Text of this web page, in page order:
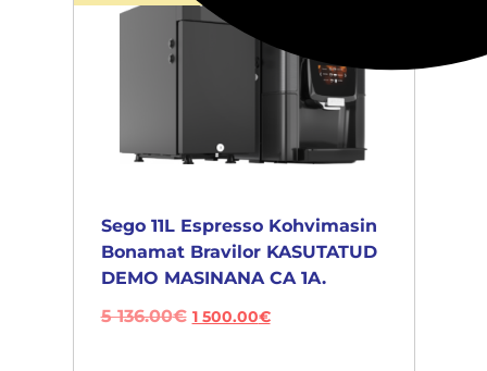
Sego 11L Espresso Kohvimasin
Bonamat Bravilor KASUTATUD
DEMO MASINANA CA 1A.
5 136.00€ 1 500.00€